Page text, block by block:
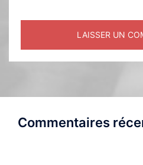
Commentaires